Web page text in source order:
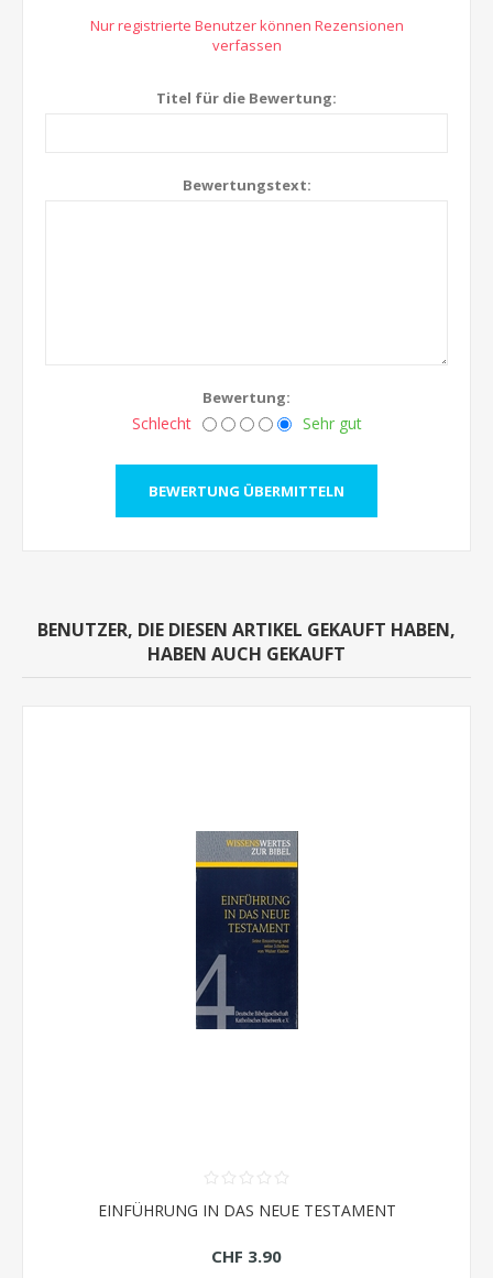
Nur registrierte Benutzer können Rezensionen
verfassen
Titel für die Bewertung:
Bewertungstext:
Bewertung:
Schlecht Sehr gut
BENUTZER, DIE DIESEN ARTIKEL GEKAUFT HABEN,
HABEN AUCH GEKAUFT
EINFÜHRUNG IN DAS NEUE TESTAMENT
CHF 3.90